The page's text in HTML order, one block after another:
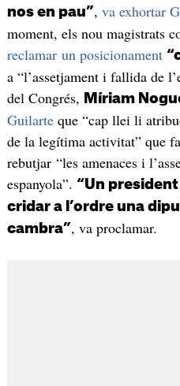
nos en pau”, va exhortar
moment, els nou magistrats
reclamar un posicionament
a “l’assetjament i fallida de
del Congrés, Míriam
Guilarteque “cap llei li
de la legítima activitat” que
rebutjar “les amenaces i
espanyola”. “Un
cridar a l’ordre una
cambra”, va proclamar.